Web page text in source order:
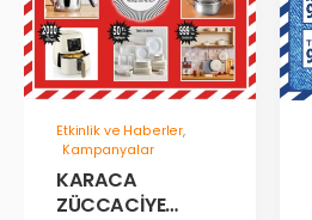
Etkinlik ve Haberler,
Kampanyalar
KARACA
ZÜCCACİYE